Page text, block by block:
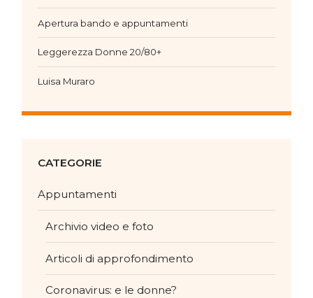
Apertura bando e appuntamenti
Leggerezza Donne 20/80+
Luisa Muraro
CATEGORIE
Appuntamenti
Archivio video e foto
Articoli di approfondimento
Coronavirus: e le donne?